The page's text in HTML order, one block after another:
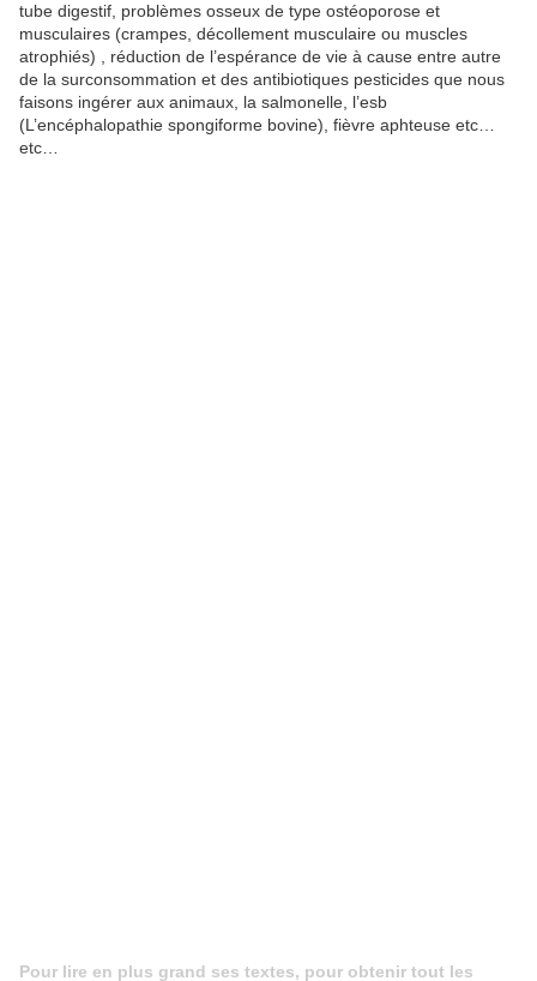
tube digestif, problèmes osseux de type ostéoporose et
musculaires (crampes, décollement musculaire ou muscles
atrophiés) , réduction de l’espérance de vie à cause entre autre
de la surconsommation et des antibiotiques pesticides que nous
faisons ingérer aux animaux, la salmonelle, l’esb
(L’encéphalopathie spongiforme bovine), fièvre aphteuse etc…
etc…
Pour lire en plus grand ses textes, pour obtenir tout les